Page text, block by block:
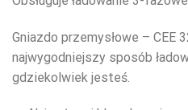
Gniazdo przemysłowe – CEE
najwygodniejszy sposób
gdziekolwiek jesteś.